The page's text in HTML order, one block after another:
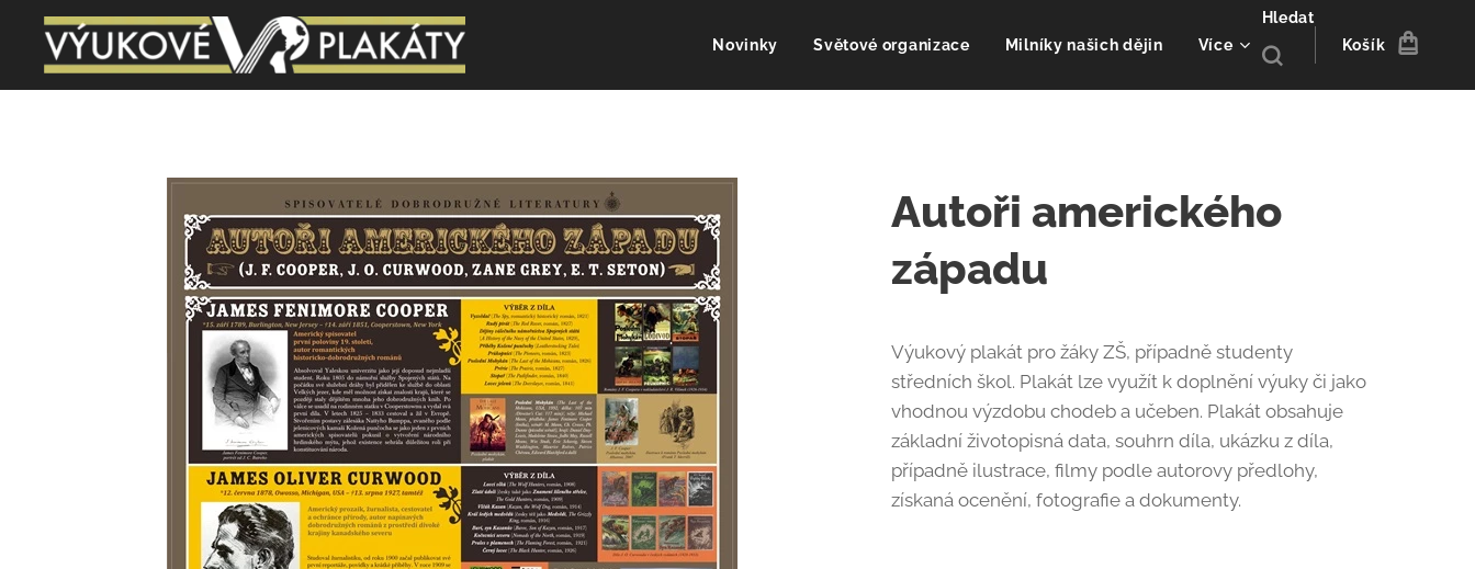
Novinky Světové organizace Milníky našich dějin Více
Hledat
Košík
Autoři amerického
západu
Výukový plakát pro žáky ZŠ, případně studenty
středních škol. Plakát lze využít k doplnění výuky či jako
vhodnou výzdobu chodeb a učeben. Plakát obsahuje
základní životopisná data, souhrn díla, ukázku z díla,
případně ilustrace, filmy podle autorovy předlohy,
získaná ocenění, fotografie a dokumenty.